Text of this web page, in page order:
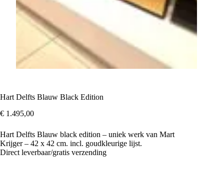
Hart Delfts Blauw Black Edition
€ 1.495,00
Hart Delfts Blauw black edition – uniek werk van Mart
Krijger – 42 x 42 cm. incl. goudkleurige lijst.
Direct leverbaar/gratis verzending